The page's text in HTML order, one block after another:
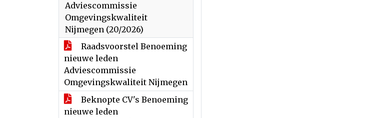
Adviescommissie
Omgevingskwaliteit
Nijmegen (20/2026)
Raadsvoorstel Benoeming
nieuwe leden
Adviescommissie
Omgevingskwaliteit Nijmegen
Beknopte CV's Benoeming
nieuwe leden